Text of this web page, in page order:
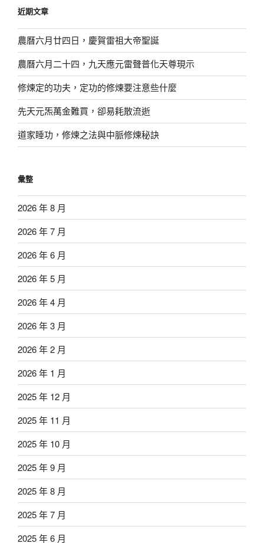
字:
近期文章
農曆六月廿四日，慶賀雷祖大帝聖誕
農曆六月二十四，九天應元雷聲普化天尊現示
修煉定的功夫，定功的修煉要注意些什麼
先天元炁萬金難買，卻易耗散流逝
道家睡功，修煉之法與中脈修煉秘訣
彙整
2026 年 8 月
2026 年 7 月
2026 年 6 月
2026 年 5 月
2026 年 4 月
2026 年 3 月
2026 年 2 月
2026 年 1 月
2025 年 12 月
2025 年 11 月
2025 年 10 月
2025 年 9 月
2025 年 8 月
2025 年 7 月
2025 年 6 月